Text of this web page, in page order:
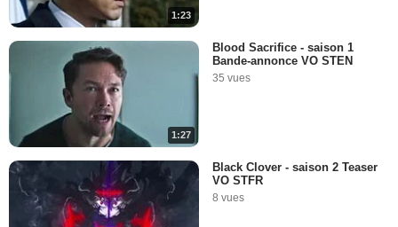
1:23
1:27
Blood Sacrifice - saison 1
Bande-annonce VO STEN
35 vues
Black Clover - saison 2 Teaser
VO STFR
8 vues